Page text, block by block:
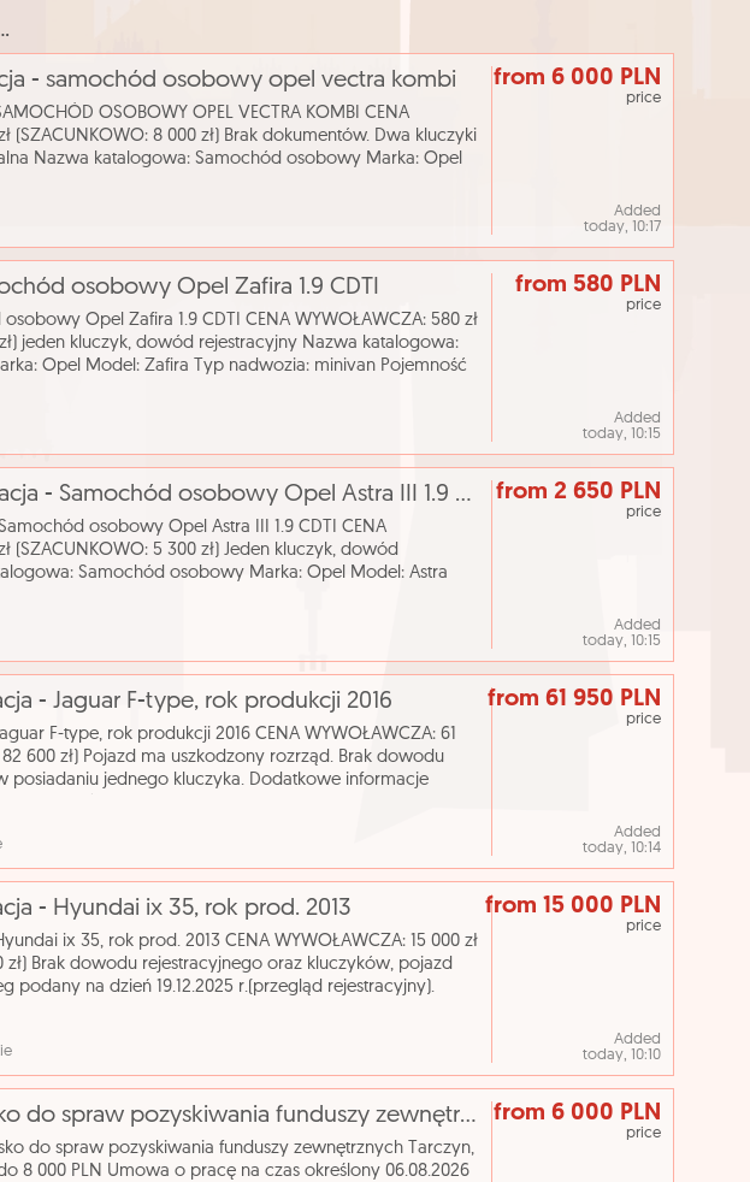
- samochód osobowy opel vectra kombi
OSOBOWY OPEL VECTRA KOMBI CENA
(SZACUNKOWO: 8 000 zł) Brak dokumentów. Dwa kluczyki
Nazwa katalogowa: Samochód osobowy Marka: Opel
from 6 000 PLN
price
Added
today, 10:17
osobowy Opel Zafira 1.9 CDTI
Opel Zafira 1.9 CDTI CENA WYWOŁAWCZA: 580 zł
jeden kluczyk, dowód rejestracyjny Nazwa katalogowa:
Opel Model: Zafira Typ nadwozia: minivan Pojemność
from 580 PLN
price
Added
today, 10:15
[eLicytacje] II licytacja - Samochód osobowy Opel Astra III 1.9 CDTI
osobowy Opel Astra III 1.9 CDTI CENA
(SZACUNKOWO: 5 300 zł) Jeden kluczyk, dowód
Samochód osobowy Marka: Opel Model: Astra
from 2 650 PLN
price
Added
today, 10:15
- Jaguar F-type, rok produkcji 2016
F-type, rok produkcji 2016 CENA WYWOŁAWCZA: 61
82 600 zł) Pojazd ma uszkodzony rozrząd. Brak dowodu
posiadaniu jednego kluczyka. Dodatkowe informacje
from 61 950 PLN
price
Added
today, 10:14
- Hyundai ix 35, rok prod. 2013
ix 35, rok prod. 2013 CENA WYWOŁAWCZA: 15 000 zł
zł) Brak dowodu rejestracyjnego oraz kluczyków, pojazd
podany na dzień 19.12.2025 r.(przegląd rejestracyjny).
from 15 000 PLN
price
Added
today, 10:10
[ePraca] Stanowisko do spraw pozyskiwania funduszy zewnętrznych
do spraw pozyskiwania funduszy zewnętrznych Tarczyn,
8 000 PLN Umowa o pracę na czas określony 06.08.2026
from 6 000 PLN
price